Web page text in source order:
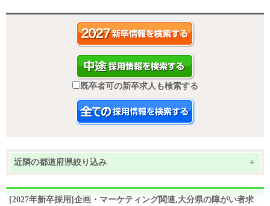
既卒者可の新卒求人も検索する
近隣の都道府県絞り込み +
[2027年新卒採用]企画・マーケティング関連,大分県の障がい者求